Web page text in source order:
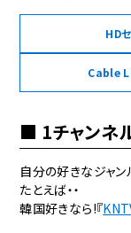
HD
Cable
1チャンネ
自分の好きなジャ
たとえば・・
韓国好きなら!『